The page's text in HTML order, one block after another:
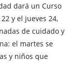
dará un Curso
y el jueves 24,
de cuidado y
el martes se
y niños que